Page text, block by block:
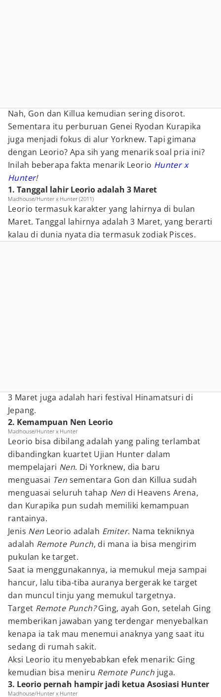
Nah, Gon dan Killua kemudian sering disorot.
Sementara itu perburuan Genei Ryodan Kurapika
juga menjadi fokus di alur Yorknew. Tapi gimana
dengan Leorio? Apa sih yang menarik soal pria ini?
Inilah beberapa fakta menarik Leorio Hunter x
Hunter!
1. Tanggal lahir Leorio adalah 3 Maret
Madhouse/Hunter x Hunter (2011)
Leorio termasuk karakter yang lahirnya di bulan
Maret. Tanggal lahirnya adalah 3 Maret, yang berarti
kalau di dunia nyata dia termasuk zodiak Pisces.
3 Maret juga adalah hari festival Hinamatsuri di
Jepang.
2. Kemampuan Nen Leorio
Madhouse/Hunter x Hunter
Leorio bisa dibilang adalah yang paling terlambat
dibandingkan kuartet Ujian Hunter dalam
mempelajari Nen. Di Yorknew, dia baru
menguasai Ten sementara Gon dan Killua sudah
menguasai seluruh tahap Nen di Heavens Arena,
dan Kurapika pun sudah memiliki kemampuan
rantainya.
Jenis Nen Leorio adalah Emiter. Nama tekniknya
adalah Remote Punch, di mana ia bisa mengirim
pukulan ke target.
Saat ia menggunakannya, ia memukul meja sampai
hancur, lalu tiba-tiba auranya bergerak ke target
dan muncul tinju yang memukul targetnya.
Target Remote Punch?Ging, ayah Gon, setelah Ging
memberikan jawaban yang terdengar menyebalkan
kenapa ia tak mau menemui anaknya yang saat itu
sedang di rumah sakit.
Aksi Leorio itu menyebabkan efek menarik: Ging
kemudian bisa meniru Remote Punch juga.
3. Leorio pernah hampir jadi ketua Asosiasi Hunter
Madhouse/Hunter x Hunter